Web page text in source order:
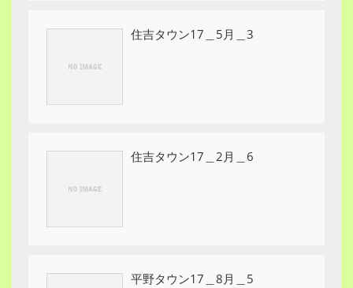
住吉タウン17＿5月＿3
住吉タウン17＿2月＿6
平野タウン17＿8月＿5